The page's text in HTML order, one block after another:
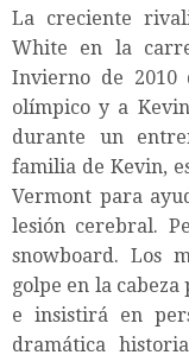
La creciente
White en la
Invierno de
olímpico y a
durante un
familia de Kevin,
Vermont para
lesión cerebral.
snowboard. Los
golpe en la
e insistirá en
dramática